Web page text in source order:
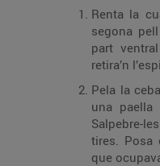
Renta la
segona
part
retira’n
Pela la
una paella
Salpebre-
tires. Posa
que